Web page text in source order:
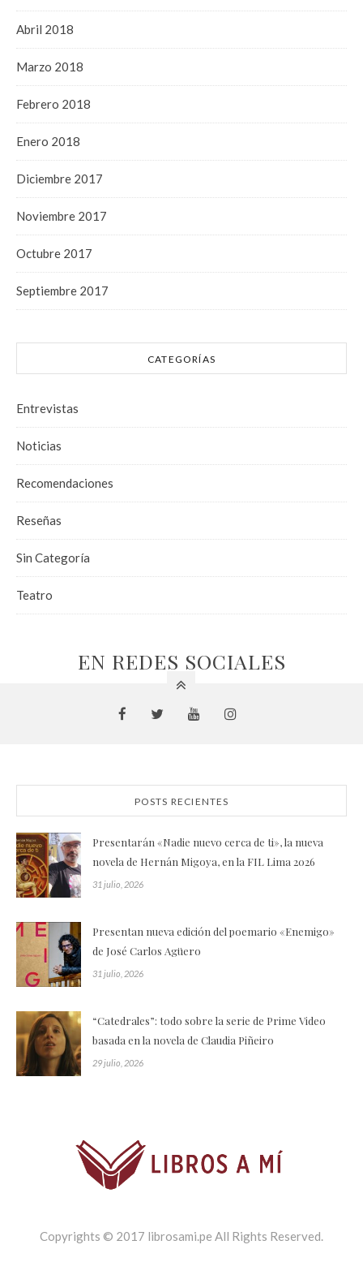
Abril 2018
Marzo 2018
Febrero 2018
Enero 2018
Diciembre 2017
Noviembre 2017
Octubre 2017
Septiembre 2017
CATEGORÍAS
Entrevistas
Noticias
Recomendaciones
Reseñas
Sin Categoría
Teatro
EN REDES SOCIALES
POSTS RECIENTES
Presentarán «Nadie nuevo cerca de ti», la nueva
novela de Hernán Migoya, en la FIL Lima 2026
31 julio, 2026
Presentan nueva edición del poemario «Enemigo»
de José Carlos Agüero
31 julio, 2026
“Catedrales”: todo sobre la serie de Prime Video
basada en la novela de Claudia Piñeiro
29 julio, 2026
Copyrights © 2017 librosami.pe All Rights Reserved.